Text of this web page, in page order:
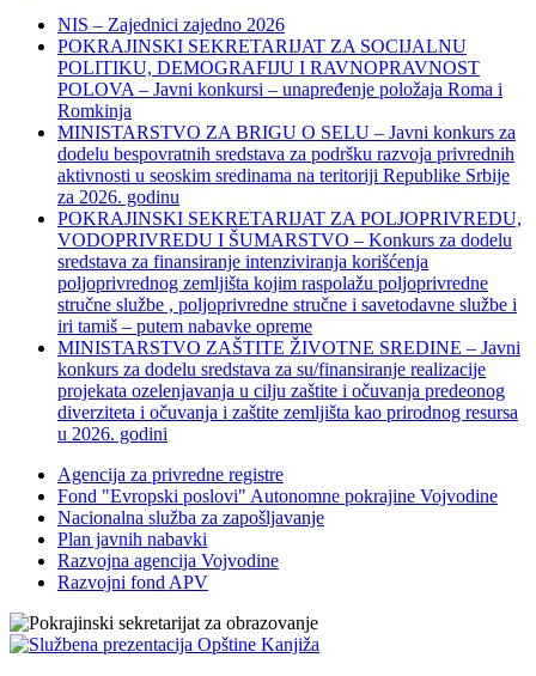
NIS – Zajednici zajedno 2026
POKRAJINSKI SEKRETARIJAT ZA SOCIJALNU
POLITIKU, DEMOGRAFIJU I RAVNOPRAVNOST
POLOVA – Javni konkursi – unapređenje položaja Roma i
Romkinja
MINISTARSTVO ZA BRIGU O SELU – Javni konkurs za
dodelu bespovratnih sredstava za podršku razvoja privrednih
aktivnosti u seoskim sredinama na teritoriji Republike Srbije
za 2026. godinu
POKRAJINSKI SEKRETARIJAT ZA POLJOPRIVREDU,
VODOPRIVREDU I ŠUMARSTVO – Konkurs za dodelu
sredstava za finansiranje intenziviranja korišćenja
poljoprivrednog zemljišta kojim raspolažu poljoprivredne
stručne službe , poljoprivredne stručne i savetodavne službe i
iri tamiš ‒ putem nabavke opreme
MINISTARSTVO ZAŠTITE ŽIVOTNE SREDINE – Javni
konkurs za dodelu sredstava za su/finansiranje realizacije
projekata ozelenjavanja u cilju zaštite i očuvanja predeonog
diverziteta i očuvanja i zaštite zemljišta kao prirodnog resursa
u 2026. godini
Agencija za privredne registre
Fond "Evropski poslovi" Autonomne pokrajine Vojvodine
Nacionalna služba za zapošljavanje
Plan javnih nabavki
Razvojna agencija Vojvodine
Razvojni fond APV